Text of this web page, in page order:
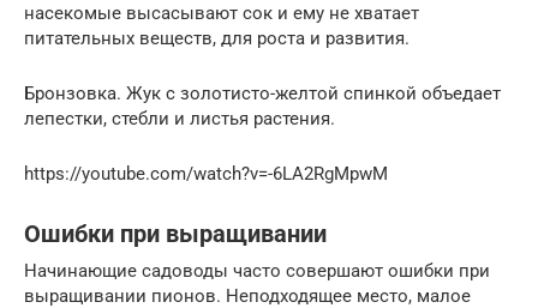
насекомые высасывают сок и ему не хватает
питательных веществ, для роста и развития.
Бронзовка. Жук с золотисто-желтой спинкой объедает
лепестки, стебли и листья растения.
https://youtube.com/watch?v=-6LA2RgMpwM
Ошибки при выращивании
Начинающие садоводы часто совершают ошибки при
выращивании пионов. Неподходящее место, малое